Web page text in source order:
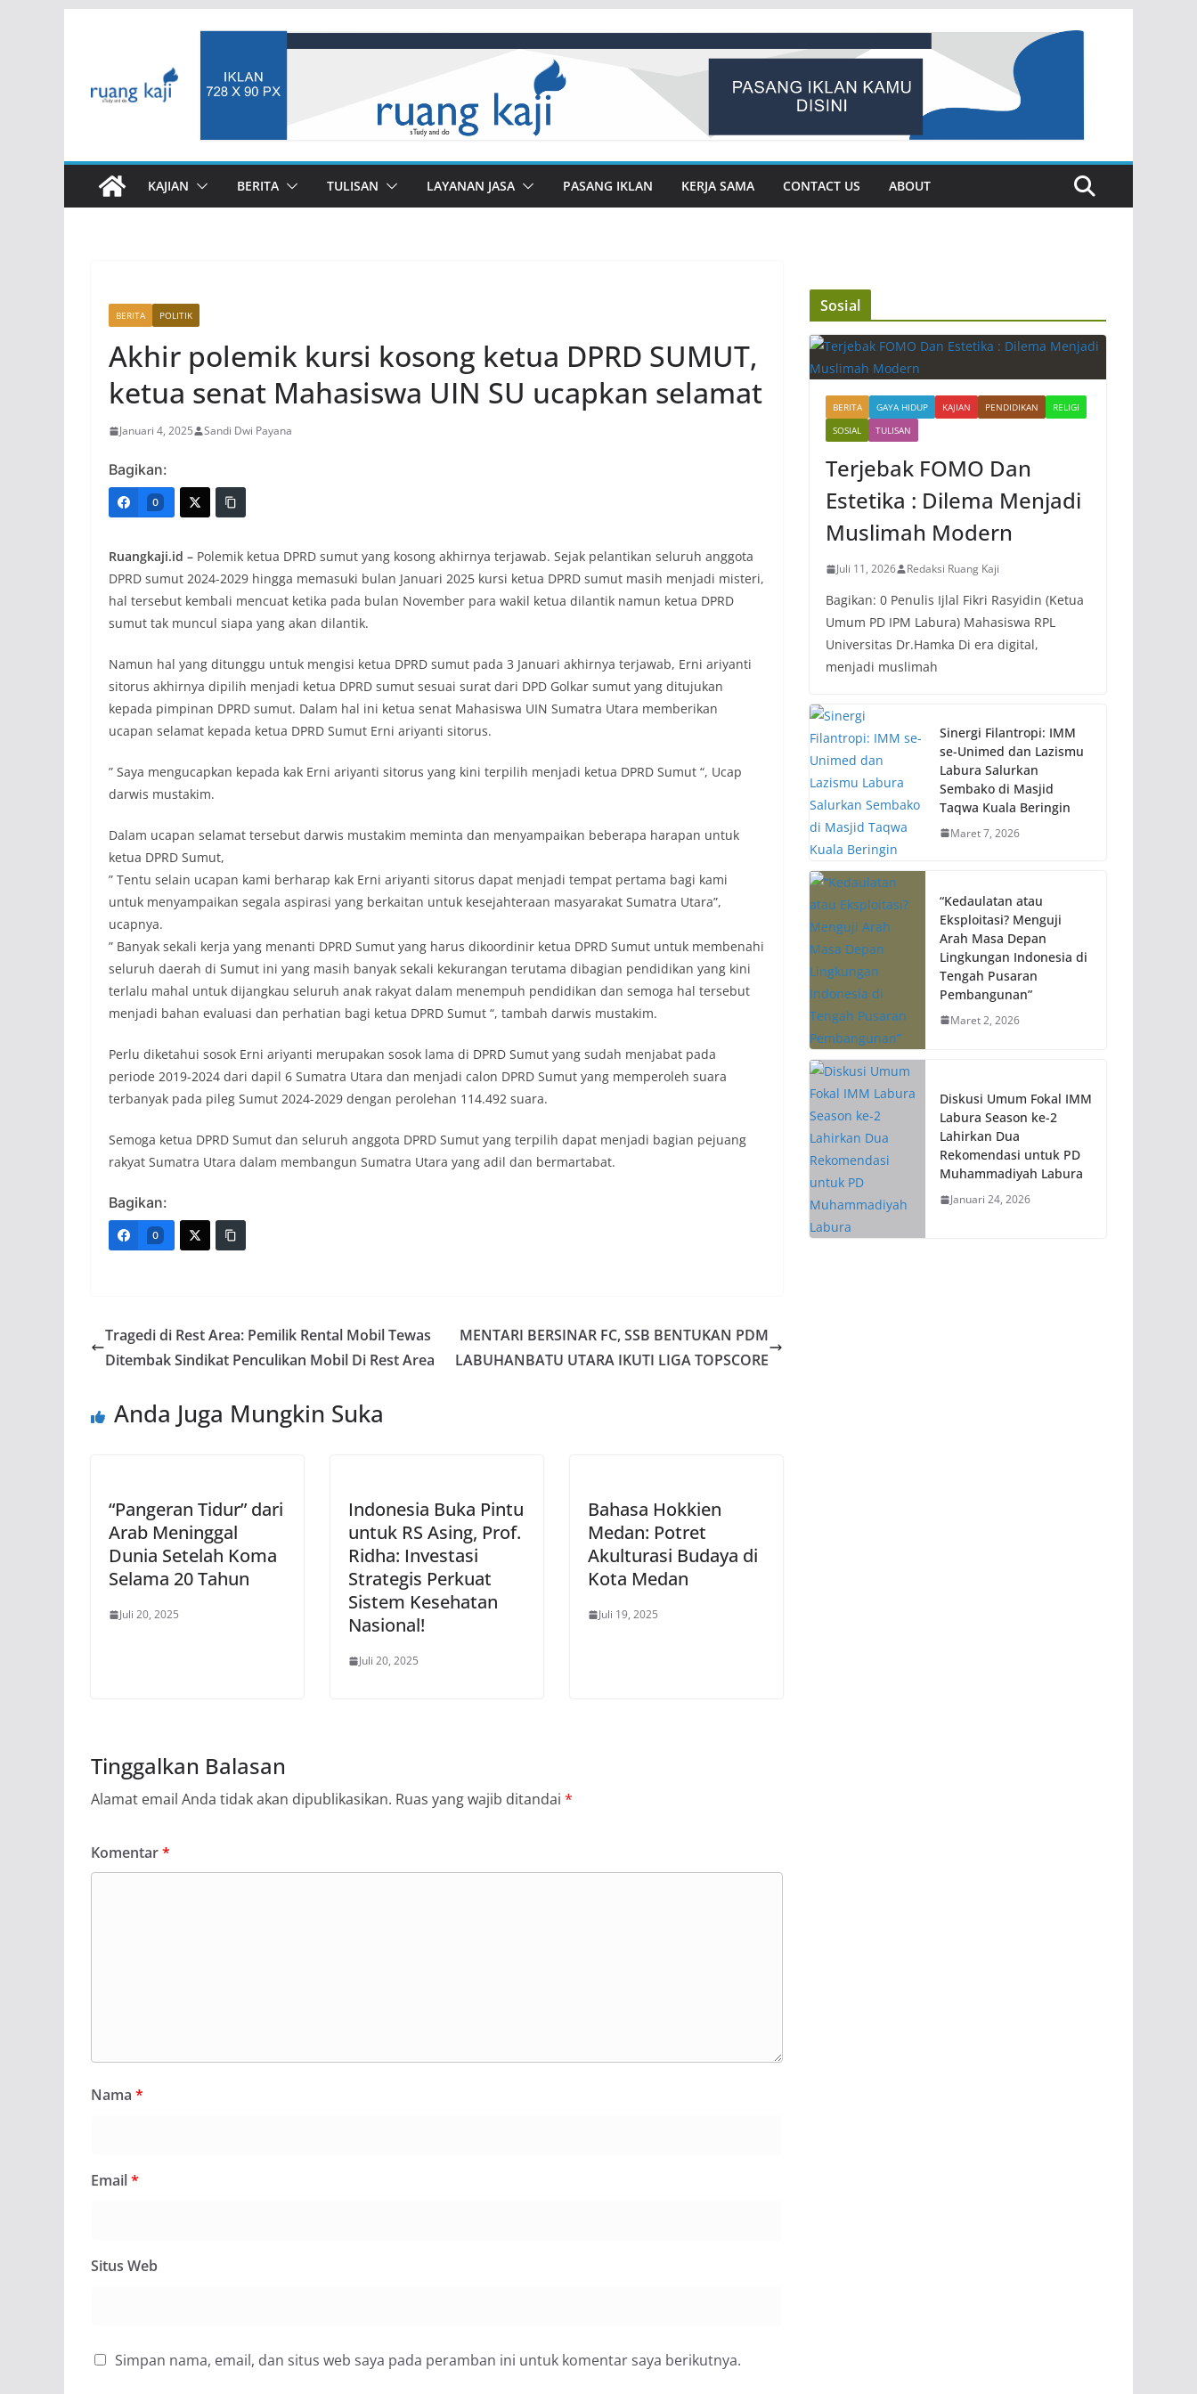
KAJIAN BERITA TULISAN LAYANAN JASA PASANG IKLAN KERJA SAMA CONTACT US ABOUT
BERITA POLITIK
Akhir polemik kursi kosong ketua DPRD SUMUT,
ketua senat Mahasiswa UIN SU ucapkan selamat
Januari 4, 2025 Sandi Dwi Payana
Bagikan:
0
Ruangkaji.id – Polemik ketua DPRD sumut yang kosong akhirnya terjawab. Sejak pelantikan seluruh anggota
DPRD sumut 2024-2029 hingga memasuki bulan Januari 2025 kursi ketua DPRD sumut masih menjadi misteri,
hal tersebut kembali mencuat ketika pada bulan November para wakil ketua dilantik namun ketua DPRD
sumut tak muncul siapa yang akan dilantik.
Namun hal yang ditunggu untuk mengisi ketua DPRD sumut pada 3 Januari akhirnya terjawab, Erni ariyanti
sitorus akhirnya dipilih menjadi ketua DPRD sumut sesuai surat dari DPD Golkar sumut yang ditujukan
kepada pimpinan DPRD sumut. Dalam hal ini ketua senat Mahasiswa UIN Sumatra Utara memberikan
ucapan selamat kepada ketua DPRD Sumut Erni ariyanti sitorus.
” Saya mengucapkan kepada kak Erni ariyanti sitorus yang kini terpilih menjadi ketua DPRD Sumut “, Ucap
darwis mustakim.
Dalam ucapan selamat tersebut darwis mustakim meminta dan menyampaikan beberapa harapan untuk
ketua DPRD Sumut,
” Tentu selain ucapan kami berharap kak Erni ariyanti sitorus dapat menjadi tempat pertama bagi kami
untuk menyampaikan segala aspirasi yang berkaitan untuk kesejahteraan masyarakat Sumatra Utara”,
ucapnya.
” Banyak sekali kerja yang menanti DPRD Sumut yang harus dikoordinir ketua DPRD Sumut untuk membenahi
seluruh daerah di Sumut ini yang masih banyak sekali kekurangan terutama dibagian pendidikan yang kini
terlalu mahal untuk dijangkau seluruh anak rakyat dalam menempuh pendidikan dan semoga hal tersebut
menjadi bahan evaluasi dan perhatian bagi ketua DPRD Sumut “, tambah darwis mustakim.
Perlu diketahui sosok Erni ariyanti merupakan sosok lama di DPRD Sumut yang sudah menjabat pada
periode 2019-2024 dari dapil 6 Sumatra Utara dan menjadi calon DPRD Sumut yang memperoleh suara
terbanyak pada pileg Sumut 2024-2029 dengan perolehan 114.492 suara.
Semoga ketua DPRD Sumut dan seluruh anggota DPRD Sumut yang terpilih dapat menjadi bagian pejuang
rakyat Sumatra Utara dalam membangun Sumatra Utara yang adil dan bermartabat.
Bagikan:
0
Tragedi di Rest Area: Pemilik Rental Mobil Tewas
Ditembak Sindikat Penculikan Mobil Di Rest Area
MENTARI BERSINAR FC, SSB BENTUKAN PDM
LABUHANBATU UTARA IKUTI LIGA TOPSCORE
Anda Juga Mungkin Suka
“Pangeran Tidur” dari
Arab Meninggal
Dunia Setelah Koma
Selama 20 Tahun
Juli 20, 2025
Indonesia Buka Pintu
untuk RS Asing, Prof.
Ridha: Investasi
Strategis Perkuat
Sistem Kesehatan
Nasional!
Juli 20, 2025
Bahasa Hokkien
Medan: Potret
Akulturasi Budaya di
Kota Medan
Juli 19, 2025
Tinggalkan Balasan
Alamat email Anda tidak akan dipublikasikan. Ruas yang wajib ditandai *
Komentar*
Nama *
Email*
Situs Web
Simpan nama, email, dan situs web saya pada peramban ini untuk komentar saya berikutnya.
Sosial
BERITA GAYA HIDUP KAJIAN PENDIDIKAN
RELIGI
SOSIAL
TULISAN
Terjebak FOMO Dan
Estetika : Dilema Menjadi
Muslimah Modern
Juli 11, 2026 Redaksi Ruang Kaji
Bagikan: 0 Penulis Ijlal Fikri Rasyidin (Ketua
Umum PD IPM Labura) Mahasiswa RPL
Universitas Dr.Hamka Di era digital,
menjadi muslimah
Sinergi Filantropi: IMM
se-Unimed dan Lazismu
Labura Salurkan
Sembako di Masjid
Taqwa Kuala Beringin
Maret 7, 2026
“Kedaulatan atau
Eksploitasi? Menguji
Arah Masa Depan
Lingkungan Indonesia di
Tengah Pusaran
Pembangunan”
Maret 2, 2026
Diskusi Umum Fokal IMM
Labura Season ke-2
Lahirkan Dua
Rekomendasi untuk PD
Muhammadiyah Labura
Januari 24, 2026